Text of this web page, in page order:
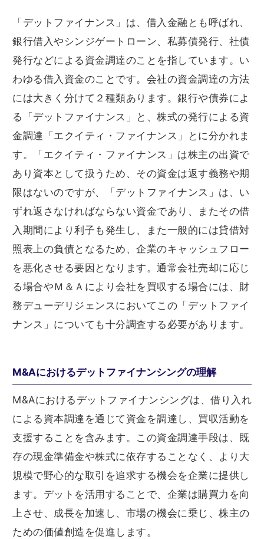
「デットファイナンス」は、借入金融とも呼ばれ、
銀行借入やシンジゲートローン、私募債発行、社債
発行などによる資金調達のことを指しています。い
わゆる借入資金のことです。会社の資金調達の方法
には大きく分けて２種類あります。銀行や債券によ
る「デットファイナンス」と、株式の発行による資
金調達「エクイティ・ファイナンス」とに分かれま
す。「エクイティ・ファイナンス」は株主の出資で
あり資本として扱うため、その資金は返す義務や期
限はないのですが、「デットファイナンス」は、い
ずれ返さなければならない資金であり、またその借
入期間により利子も発生し、また一般的には貸借対
照表上の負債となるため、企業のキャッシュフロー
を悪化させる要因となります。通常会社売却に応じ
る場合やＭ＆Ａにより会社を買収する場合には、財
務デューデリジェンスにおいてこの「デットファイ
ナンス」についても十分調査する必要があります。
M&Aにおけるデットファイナンシングの理解
M&Aにおけるデットファイナンシングは、借り入れ
による資本調達を通じて資金を調達し、買収活動を
支援することを含みます。この資金調達手段は、既
存の現金準備金や株式に依存することなく、より大
規模で野心的な取引を追求する機会を企業に提供し
ます。デットを活用することで、企業は購買力を向
上させ、成長を加速し、市場の機会に乗じ、株主の
ための価値創造を促進します。